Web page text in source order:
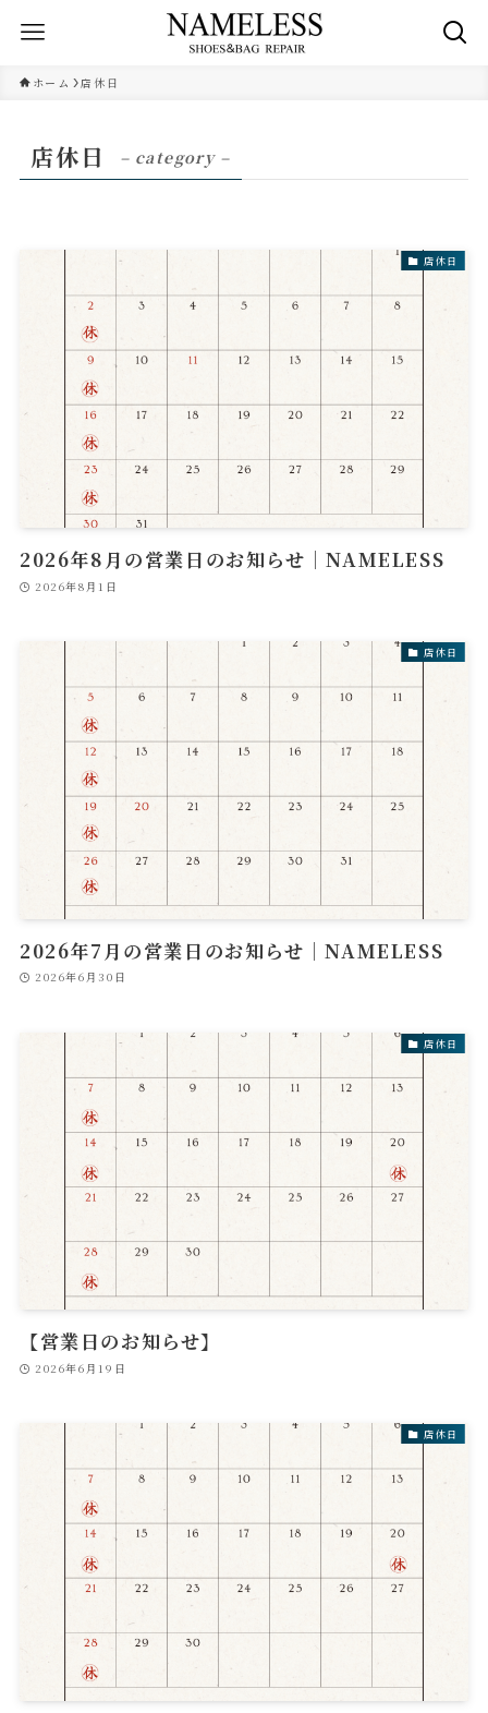
ホーム 店休日
店休日 – category –
店休日
2026年8月の営業日のお知らせ｜NAMELESS
2026年8月1日
店休日
2026年7月の営業日のお知らせ｜NAMELESS
2026年6月30日
店休日
【営業日のお知らせ】
2026年6月19日
店休日